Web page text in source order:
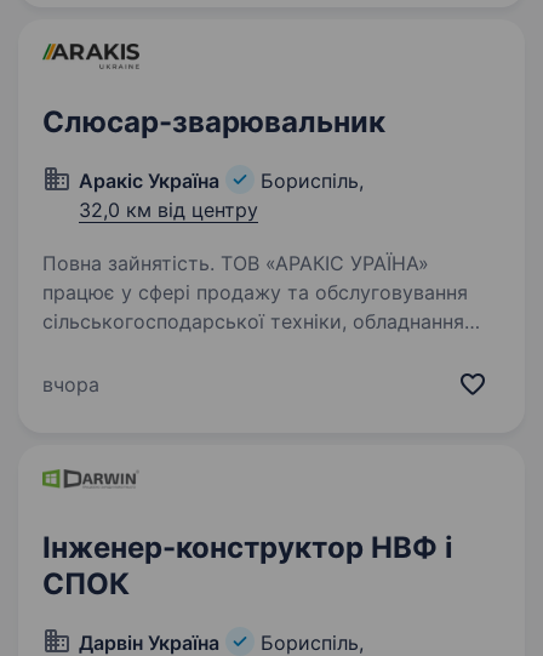
співпраця з працівниками. ПрАТ
«Бориспільський…
Слюсар-зварювальник
Аракіс Україна
Бориспіль,
32,0 км від центру
Повна зайнятість. ТОВ «АРАКІС УРАЇНА»
працює у сфері продажу та обслуговування
сільськогосподарської техніки, обладнання
«Слюсар зварювальник». Ми шукаємо
вчора
Інженер-конструктор НВФ і
СПОК
Дарвін Україна
Бориспіль,